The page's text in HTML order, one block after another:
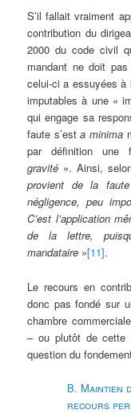
S’il fallait vraiment
contribution du
2000 du code civil
mandant ne doit
celui-ci a essuyées à
imputables à une «
qui engage sa
faute s’esta minima
par définition
gravité ». Ainsi,
provient de la
négligence, peu
C’est l’application
de la lettre,
mandataire »[11].
Le recours en
donc pas fondé sur
chambre
– ou plutôt de cette
question du
B. Maintien
recours